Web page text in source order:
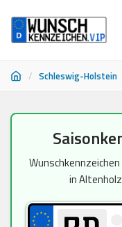
/ Schleswig-Holstein
springen
in